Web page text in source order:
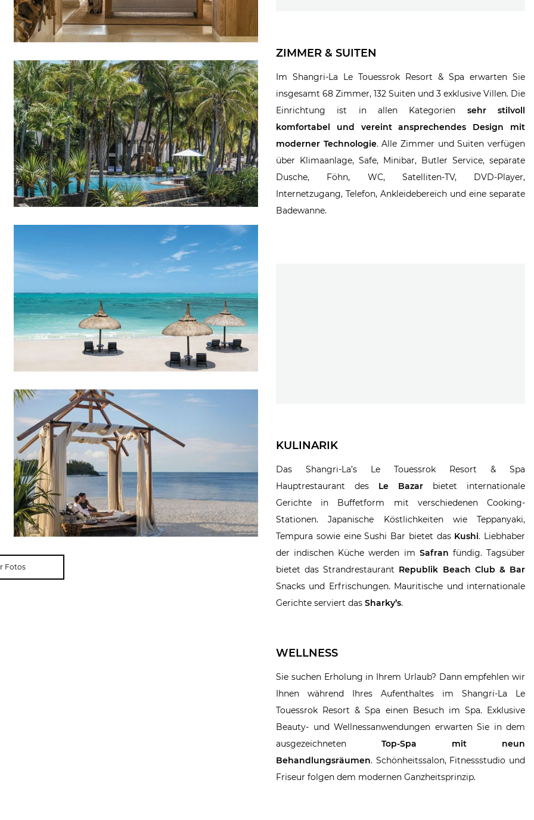
ZIMMER & SUITEN
Im Shangri-La Le Touessrok Resort & Spa erwarten Sie
insgesamt 68 Zimmer, 132 Suiten und 3 exklusive Villen. Die
Einrichtung ist in allen Kategorien sehr stilvoll
komfortabel und vereint ansprechendes Design mit
moderner Technologie. Alle Zimmer und Suiten verfügen
über Klimaanlage, Safe, Minibar, Butler Service, separate
Dusche, Föhn, WC, Satelliten-TV, DVD-Player,
Internetzugang, Telefon, Ankleidebereich und eine separate
Badewanne.
KULINARIK
Das Shangri-La’s Le Touessrok Resort & Spa
Hauptrestaurant des Le Bazar bietet internationale
Gerichte in Buffetform mit verschiedenen Cooking-
Stationen. Japanische Köstlichkeiten wie Teppanyaki,
Tempura sowie eine Sushi Bar bietet das Kushi. Liebhaber
der indischen Küche werden im Safran fündig. Tagsüber
bietet das Strandrestaurant Republik Beach Club & Bar
Snacks und Erfrischungen. Mauritische und internationale
Gerichte serviert das Sharky’s.
WELLNESS
Sie suchen Erholung in Ihrem Urlaub? Dann empfehlen wir
Ihnen während Ihres Aufenthaltes im Shangri-La Le
Touessrok Resort & Spa einen Besuch im Spa. Exklusive
Beauty- und Wellnessanwendungen erwarten Sie in dem
ausgezeichneten Top-Spa mit neun
Behandlungsräumen. Schönheitssalon, Fitnessstudio und
Friseur folgen dem modernen Ganzheitsprinzip.
Fotos